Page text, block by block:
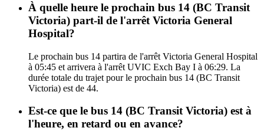
À quelle heure le prochain bus 14 (BC Transit
Victoria) part-il de l'arrêt Victoria General
Hospital?
Le prochain bus 14 partira de l'arrêt Victoria General Hospital
à 05:45 et arrivera à l'arrêt UVIC Exch Bay I à 06:29. La
durée totale du trajet pour le prochain bus 14 (BC Transit
Victoria) est de 44.
Est-ce que le bus 14 (BC Transit Victoria) est à
l'heure, en retard ou en avance?